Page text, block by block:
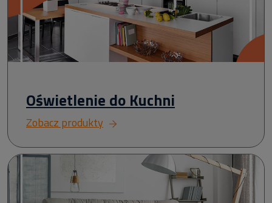
Oświetlenie do Kuchni
Zobacz produkty